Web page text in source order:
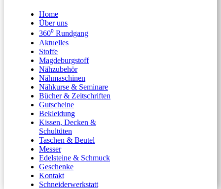
Home
Über uns
360⁰ Rundgang
Aktuelles
Stoffe
Magdeburgstoff
Nähzubehör
Nähmaschinen
Nähkurse & Seminare
Bücher & Zeitschriften
Gutscheine
Bekleidung
Kissen, Decken &
Schultüten
Taschen & Beutel
Messer
Edelsteine & Schmuck
Geschenke
Kontakt
Schneiderwerkstatt